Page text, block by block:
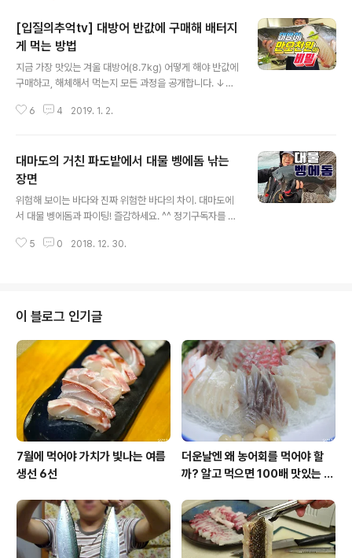
[입질의추억tv] 대방어 반값에 구매해 배터지
게 먹는 방법
지금 가장 맛있는 겨울 대방어(8.7kg) 어떻게 해야 반값에
구매하고, 해체해서 먹는지 모든 과정을 공개합니다. ↓↓
먹는 방법(입질의추억tv : https://www.youtube.com/
6 4 2019. 1. 2.
대마도의 거친 파도밭에서 대물 벵에돔 낚는
장면
위험해 보이는 바다와 진짜 위험한 바다의 차이. 대마도에
서 대물 벵에돔과 파이팅! 즐감하세요. ^^ 정기구독자를 위
5 0 2018. 12. 30.
이 블로그 인기글
7월에 먹어야 가치가 빛나는 여름
생선 6선
더운날엔 왜 농어회를 먹어야 할
까? 알고 먹으면 100배 맛있는 농